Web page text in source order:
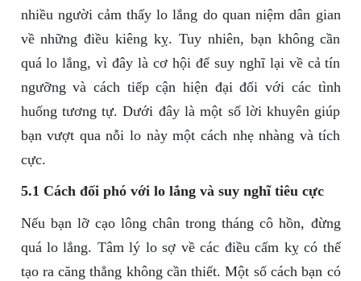
nhiều người cảm thấy lo lắng do quan niệm dân gian
về những điều kiêng kỵ. Tuy nhiên, bạn không cần
quá lo lắng, vì đây là cơ hội để suy nghĩ lại về cả tín
ngưỡng và cách tiếp cận hiện đại đối với các tình
huống tương tự. Dưới đây là một số lời khuyên giúp
bạn vượt qua nỗi lo này một cách nhẹ nhàng và tích
cực.
5.1 Cách đối phó với lo lắng và suy nghĩ tiêu cực
Nếu bạn lỡ cạo lông chân trong tháng cô hồn, đừng
quá lo lắng. Tâm lý lo sợ về các điều cấm kỵ có thể
tạo ra căng thẳng không cần thiết. Một số cách bạn có